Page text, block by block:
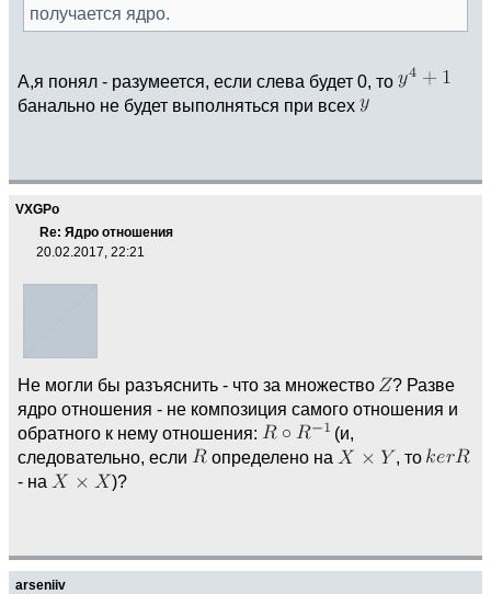
получается ядро.
А,я понял - разумеется, если слева будет 0, то
банально не будет выполняться при всех
VXGPo
Re: Ядро отношения
20.02.2017, 22:21
Не могли бы разъяснить - что за множество
? Разве
ядро отношения - не композиция самого отношения и
обратного к нему отношения:
(и,
следовательно, если
определено на
, то
- на
)?
arseniiv